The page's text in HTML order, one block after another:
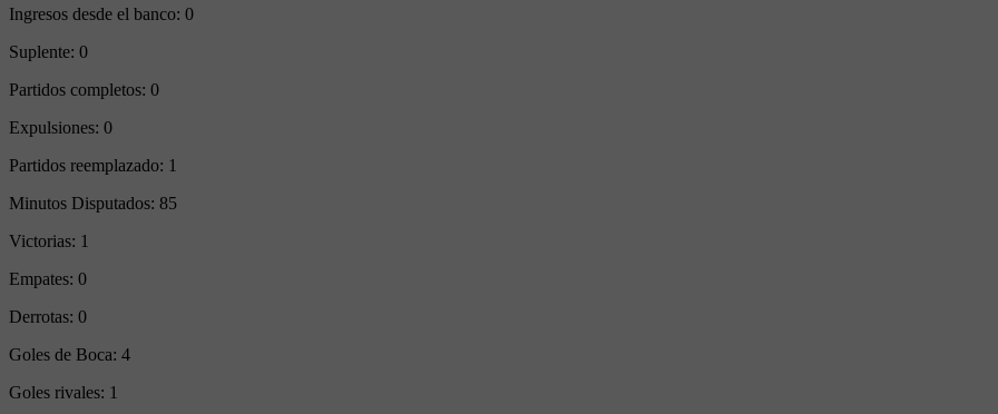
Ingresos desde el banco: 0
Suplente: 0
Partidos completos: 0
Expulsiones: 0
Partidos reemplazado: 1
Minutos Disputados: 85
Victorias: 1
Empates: 0
Derrotas: 0
Goles de Boca: 4
Goles rivales: 1